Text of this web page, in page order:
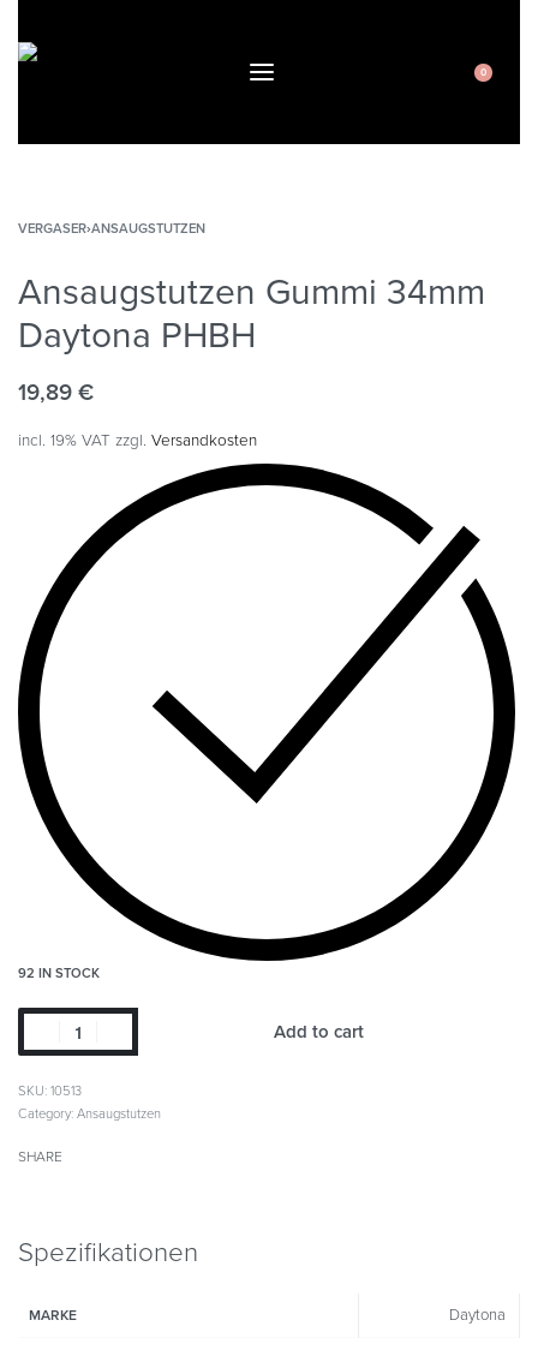
0
VERGASER›ANSAUGSTUTZEN
Ansaugstutzen Gummi 34mm
Daytona PHBH
19,89 €
incl. 19% VAT zzgl. Versandkosten
92 IN STOCK
Add to cart
SKU: 10513
Category: Ansaugstutzen
SHARE
Spezifikationen
MARKE Daytona